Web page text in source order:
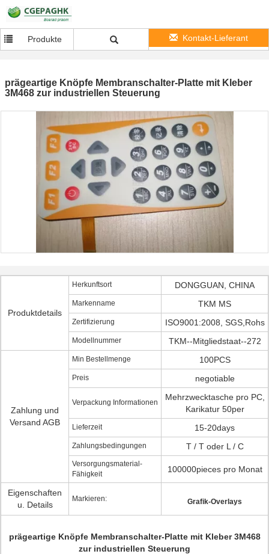
Produkte Kontakt-Lieferant
prägeartige Knöpfe Membranschalter-Platte mit Kleber
3M468 zur industriellen Steuerung
Produktdetails
Herkunftsort DONGGUAN, CHINA
Markenname TKM MS
Zertifizierung ISO9001:2008, SGS,Rohs
Modellnummer TKM--Mitgliedstaat--272
Zahlung und
Versand AGB
Min Bestellmenge 100PCS
Preis negotiable
Verpackung Informationen
Mehrzwecktasche pro PC,
Karikatur 50per
Lieferzeit 15-20days
Zahlungsbedingungen T / T oder L / C
Versorgungsmaterial-
Fähigkeit
100000pieces pro Monat
Eigenschaften
u. Details
Markieren: Grafik-Overlays
prägeartige Knöpfe Membranschalter-Platte mit Kleber 3M468
zur industriellen Steuerung